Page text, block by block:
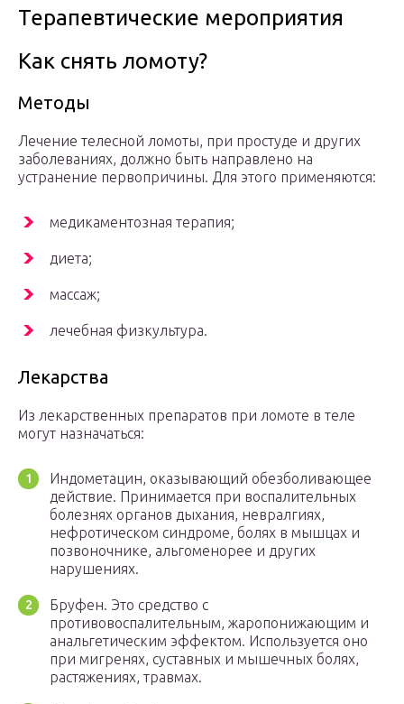
Терапевтические мероприятия
Как снять ломоту?
Методы
Лечение телесной ломоты, при простуде и других
заболеваниях, должно быть направлено на
устранение первопричины. Для этого применяются:
медикаментозная терапия;
диета;
массаж;
лечебная физкультура.
Лекарства
Из лекарственных препаратов при ломоте в теле
могут назначаться:
Индометацин, оказывающий обезболивающее
действие. Принимается при воспалительных
болезнях органов дыхания, невралгиях,
нефротическом синдроме, болях в мышцах и
позвоночнике, альгоменорее и других
нарушениях.
Бруфен. Это средство с
противовоспалительным, жаропонижающим и
анальгетическим эффектом. Используется оно
при мигренях, суставных и мышечных болях,
растяжениях, травмах.